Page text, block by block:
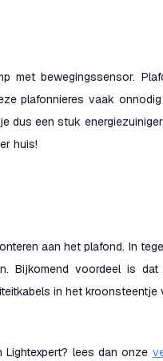
met bewegingssensor.
plafonnieres vaak
dus een stuk
huis!
aan het plafond. In
Bijkomend voordeel is
in het kroonsteentje
lees dan onze